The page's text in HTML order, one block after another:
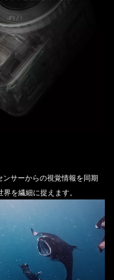
サーからの視覚情報を同期
を繊細に捉えます。